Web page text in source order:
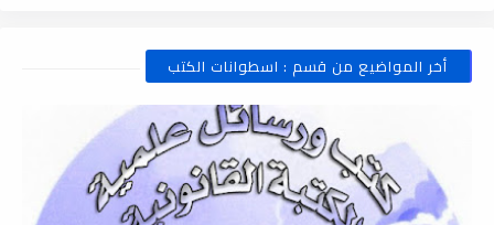
أخر المواضيع من قسم : اسطوانات الكتب